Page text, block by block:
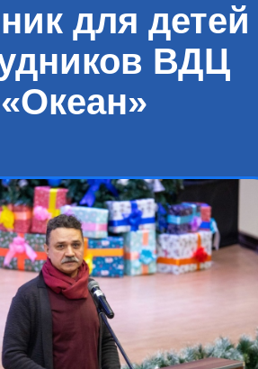
для детей
ВДЦ
«Океан»